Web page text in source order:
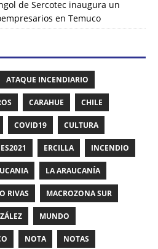
de Sercotec inaugura un
en Temuco
ATAQUE INCENDIARIO
CARAHUE CHILE
COVID19 CULTURA
ERCILLA INCENDIO
LA ARAUCANÍA
RIVAS MACROZONA SUR
MUNDO
NOTA NOTAS